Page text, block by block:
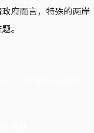
府而言，特殊的两岸
。